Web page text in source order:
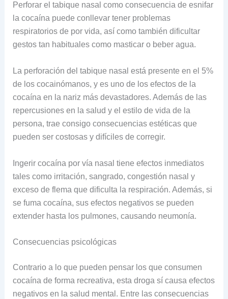
Perforar el tabique nasal como consecuencia de esnifar
la cocaína puede conllevar tener problemas
respiratorios de por vida, así como también dificultar
gestos tan habituales como masticar o beber agua.
La perforación del tabique nasal está presente en el 5%
de los cocainómanos, y es uno de los efectos de la
cocaína en la nariz más devastadores. Además de las
repercusiones en la salud y el estilo de vida de la
persona, trae consigo consecuencias estéticas que
pueden ser costosas y difíciles de corregir.
Ingerir cocaína por vía nasal tiene efectos inmediatos
tales como irritación, sangrado, congestión nasal y
exceso de flema que dificulta la respiración. Además, si
se fuma cocaína, sus efectos negativos se pueden
extender hasta los pulmones, causando neumonía.
Consecuencias psicológicas
Contrario a lo que pueden pensar los que consumen
cocaína de forma recreativa, esta droga sí causa efectos
negativos en la salud mental. Entre las consecuencias